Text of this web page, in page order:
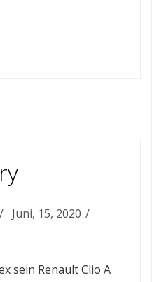
Juni, 15, 2020
sein Renault Clio A